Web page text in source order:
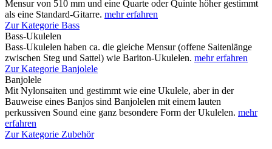
Mensur von 510 mm und eine Quarte oder Quinte höher gestimmt
als eine Standard-Gitarre. mehr erfahren
Zur Kategorie Bass
Bass-Ukulelen
Bass-Ukulelen haben ca. die gleiche Mensur (offene Saitenlänge
zwischen Steg und Sattel) wie Bariton-Ukulelen. mehr erfahren
Zur Kategorie Banjolele
Banjolele
Mit Nylonsaiten und gestimmt wie eine Ukulele, aber in der
Bauweise eines Banjos sind Banjolelen mit einem lauten
perkussiven Sound eine ganz besondere Form der Ukulelen. mehr
erfahren
Zur Kategorie Zubehör